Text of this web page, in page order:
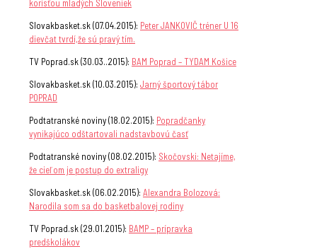
korisťou mladých Sloveniek
Slovakbasket.sk (07.04.2015): Peter JANKOVIČ tréner U 16
dievčat tvrdí,že sú pravý tím.
TV Poprad.sk (30.03..2015): BAM Poprad – TYDAM Košice
Slovakbasket.sk (10.03.2015): Jarný športový tábor
POPRAD
Podtatranské noviny (18.02.2015): Popradčanky
vynikajúco odštartovali nadstavbovú časť
Podtatranské noviny (08.02.2015): Skočovski: Netajíme,
že cieľom je postup do extraligy
Slovakbasket.sk (06.02.2015): Alexandra Bolozová:
Narodila som sa do basketbalovej rodiny
TV Poprad.sk (29.01.2015): BAMP – prípravka
predškolákov